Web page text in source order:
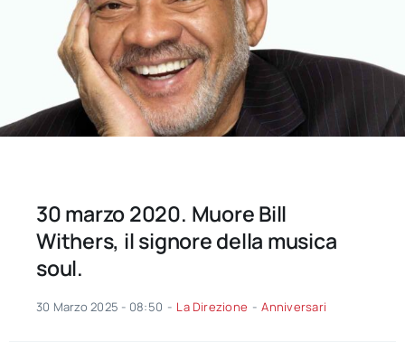
30 marzo 2020. Muore Bill
Withers, il signore della musica
soul.
30 Marzo 2025 - 08:50 - La Direzione - Anniversari